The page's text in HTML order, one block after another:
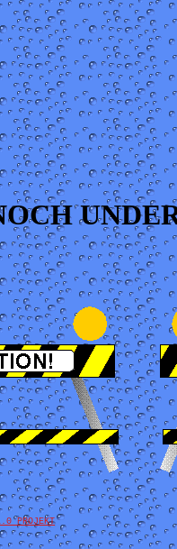
PROJEKT